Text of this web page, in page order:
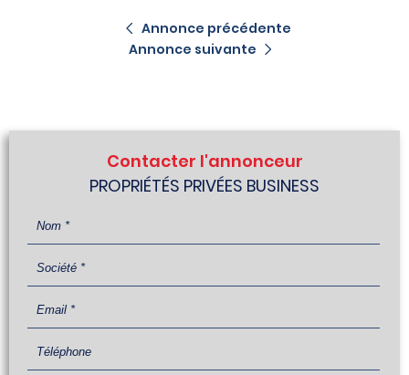
Annonce précédente
Annonce suivante
Contacter l'annonceur
PROPRIÉTÉS PRIVÉES BUSINESS